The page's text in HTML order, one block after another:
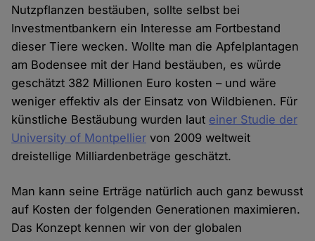
Nutzpflanzen bestäuben, sollte selbst bei
Investmentbankern ein Interesse am Fortbestand
dieser Tiere wecken. Wollte man die Apfelplantagen
am Bodensee mit der Hand bestäuben, es würde
geschätzt 382 Millionen Euro kosten – und wäre
weniger effektiv als der Einsatz von Wildbienen. Für
künstliche Bestäubung wurden laut einer Studie der
University of Montpellier von 2009 weltweit
dreistellige Milliardenbeträge geschätzt.
Man kann seine Erträge natürlich auch ganz bewusst
auf Kosten der folgenden Generationen maximieren.
Das Konzept kennen wir von der globalen